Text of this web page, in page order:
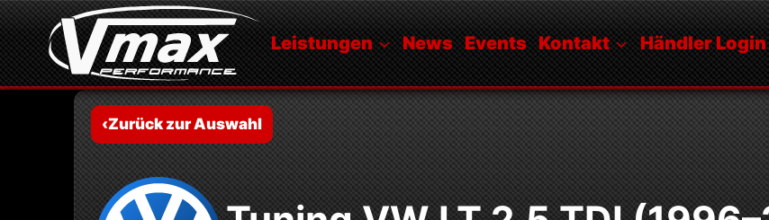
Zum
Inhalt
springen
Leistungen News Events Kontakt Händler Login
‹Zurück zur Auswahl